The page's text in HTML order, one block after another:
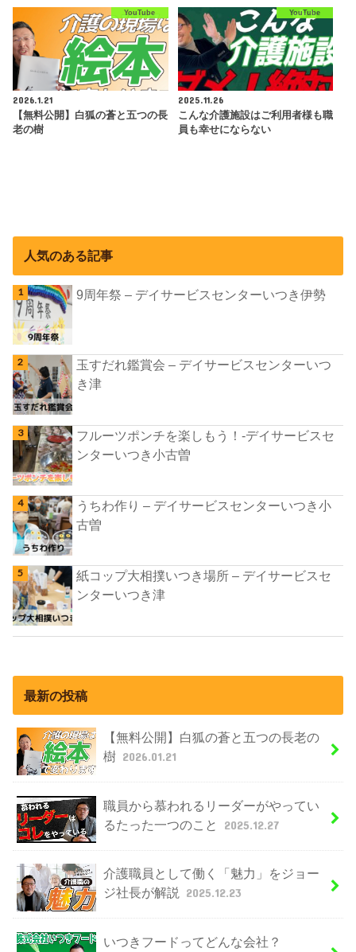
YouTube
2026.1.21
【無料公開】白狐の蒼と五つの長
老の樹
YouTube
2025.11.26
こんな介護施設はご利用者様も職
員も幸せにならない
人気のある記事
9周年祭 – デイサービスセンターいつき伊勢
玉すだれ鑑賞会 – デイサービスセンターいつ
き津
フルーツポンチを楽しもう！-デイサービスセ
ンターいつき小古曽
うちわ作り – デイサービスセンターいつき小
古曽
紙コップ大相撲いつき場所 – デイサービスセ
ンターいつき津
最新の投稿
【無料公開】白狐の蒼と五つの長老の
樹 2026.01.21
職員から慕われるリーダーがやってい
るたった一つのこと
2025.12.27
介護職員として働く「魅力」をジョー
ジ社長が解説
2025.12.23
いつきフードってどんな会社？